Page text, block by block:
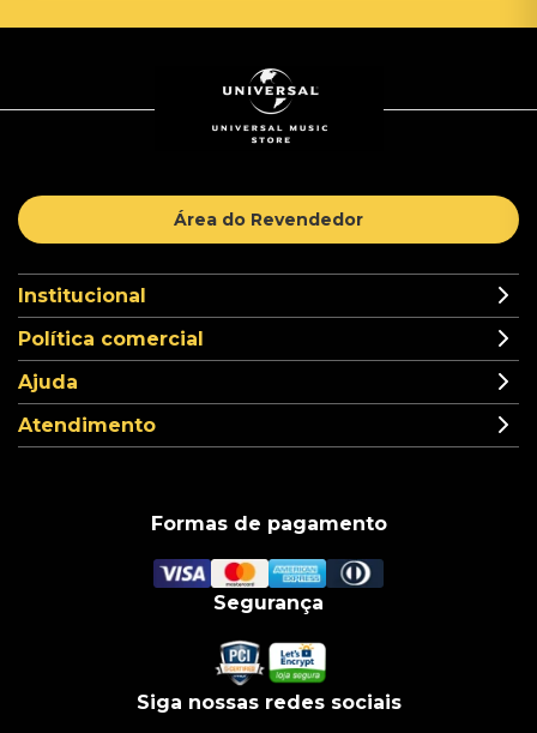
Área do Revendedor
Institucional
Política comercial
Ajuda
Atendimento
Formas de pagamento
Segurança
Siga nossas redes sociais